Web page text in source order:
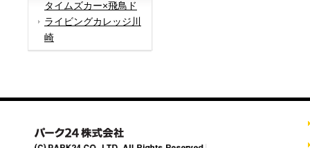
タイムズカー×飛鳥ド
ライビングカレッジ川
崎